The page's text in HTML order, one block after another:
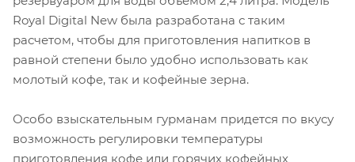
Royal Digital New была разработана с таким
расчетом, чтобы для приготовления напитков в
равной степени было удобно использовать как
молотый кофе, так и кофейные зерна.
Особо взыскательным гурманам придется по вкусу
возможность регулировки температуры
приготовления кофе или горячих кофейных